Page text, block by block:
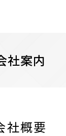
社案内
社概要